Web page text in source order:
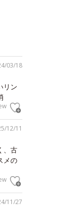
03/18
リン
12/11
、古
メの
11/27